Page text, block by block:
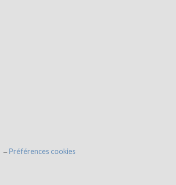
Préférences cookies